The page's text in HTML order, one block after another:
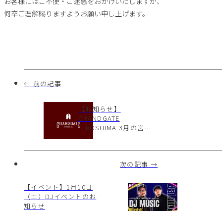
何卒ご理解賜りますようお願い申し上げます。
← 前の記事
【お知らせ】
GRANDGATE
HIROSHIMA 3月の営業
についてのお知らせ
次の記事 →
【イベント】1月10日
（土）DJイベントのお
知らせ